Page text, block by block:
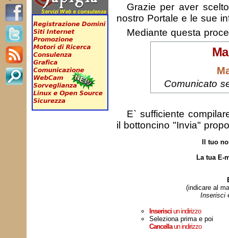
Grazie per aver
nostro Portale e le sue
Mediante questa
Comunicato
E` sufficiente
il bottoncino "Invia"
Il tuo
La tua E-
(indicare al
Inserisci
Inserisciun indirizzo
Seleziona prima e poi
Cancellaun indirizzo